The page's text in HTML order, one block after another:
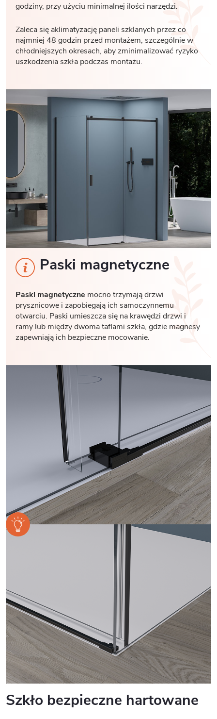
godziny, przy użyciu minimalnej ilości narzędzi.
Zaleca się aklimatyzację paneli szklanych przez co
najmniej 48 godzin przed montażem, szczególnie w
chłodniejszych okresach, aby zminimalizować ryzyko
uszkodzenia szkła podczas montażu.
Paski magnetyczne
Paski magnetyczne mocno trzymają drzwi
prysznicowe i zapobiegają ich samoczynnemu
otwarciu. Paski umieszcza się na krawędzi drzwi i
ramy lub między dwoma taflami szkła, gdzie magnesy
zapewniają ich bezpieczne mocowanie.
Szkło bezpieczne hartowane